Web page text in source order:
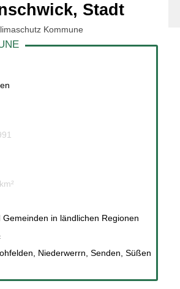
Stadt
Kommune
in ländlichen Regionen
Niederwerrn Senden Süßen